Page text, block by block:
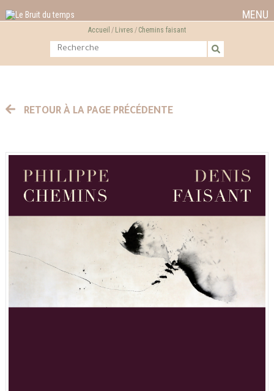
MENU
Accueil Livres Chemins faisant
RETOUR À LA PAGE PRÉCÉDENTE